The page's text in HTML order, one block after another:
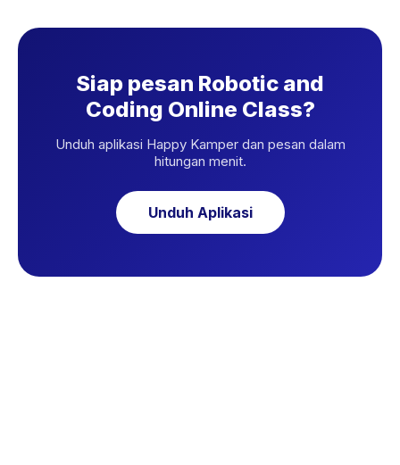
Siap pesan Robotic and
Coding Online Class?
Unduh aplikasi Happy Kamper dan pesan dalam
hitungan menit.
Unduh Aplikasi